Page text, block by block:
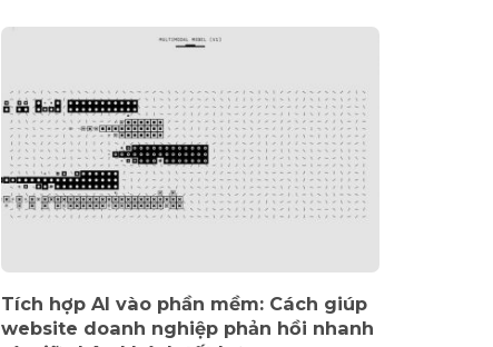
Tích hợp AI vào phần mềm: Cách giúp
website doanh nghiệp phản hồi nhanh